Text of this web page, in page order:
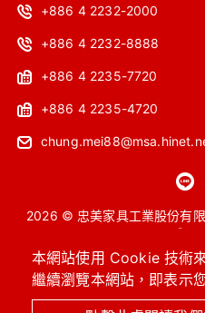
本網站使用 Cookie 技術
繼續瀏覽本網站，即表示
+886 4 2232-2000
+886 4 2232-8888
+886 4 2235-7720
+886 4 2235-4720
2026 © 忠美家具工業股份有
OA主管桌 工作站 會議
系統櫥櫃 / 圖書館設備
進口